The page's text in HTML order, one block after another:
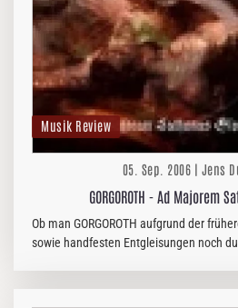
Musik Review
05. Sep. 2006 | Jens
GORGOROTH - Ad Majorem
Ob man GORGOROTH aufgrund der früheren und aktuellen, verbalen
sowie handfesten Entgleisungen noch